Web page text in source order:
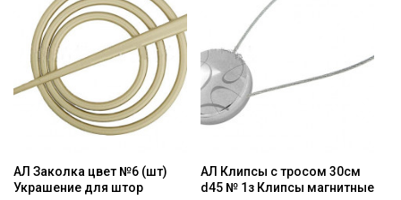
АЛ Заколка цвет №6 (шт)
Украшение для штор
АЛ Клипсы с тросом 30см
d45 № 1з Клипсы магнитные